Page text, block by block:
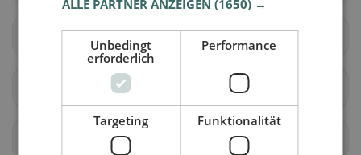
Villeneuve (VD) Yvorne
Ballens
ALLE PARTNER ANZEIGEN(1650) →
Unbedingt
erforderlich
Performance
Targeting Funktionalität